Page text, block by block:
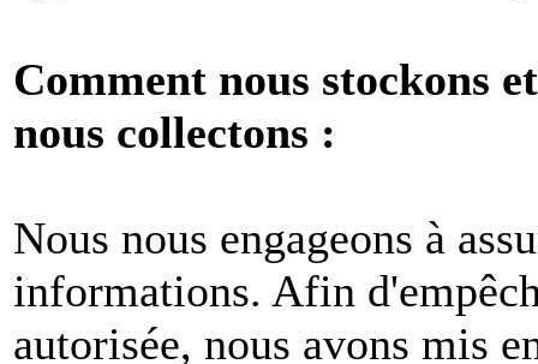
Comment nous stockons
nous collectons :
Nous nous engageons à
informations. Afin
autorisée, nous avons mis